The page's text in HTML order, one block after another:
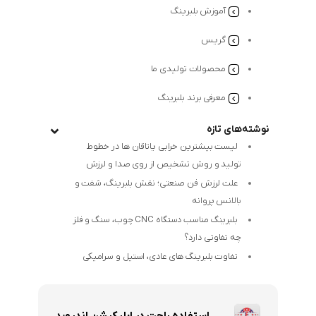
آموزش بلبرینگ
گریس
محصولات تولیدی ما
معرفی برند بلبرینگ
نوشته‌های تازه
لیست بیشترین خرابی‌ یاتاقان ها در خطوط
تولید و روش تشخیص از روی صدا و لرزش
علت لرزش فن صنعتی؛ نقش بلبرینگ، شفت و
بالانس پروانه
بلبرینگ مناسب دستگاه CNC چوب، سنگ و فلز
چه تفاوتی دارد؟
تفاوت بلبرینگ های عادی، استیل و سرامیکی